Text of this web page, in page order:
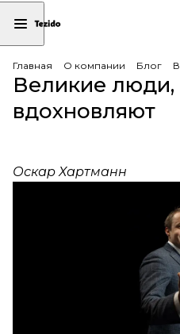
Главная О компании Блог
Великие люди,
вдохновляют
Оскар Хартманн